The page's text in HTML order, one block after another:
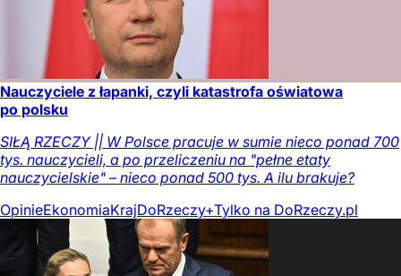
Nauczyciele z łapanki, czyli katastrofa oświatowa
po polsku
SIŁĄ RZECZY || W Polsce pracuje w sumie nieco ponad 700
tys. nauczycieli, a po przeliczeniu na "pełne etaty
nauczycielskie" – nieco ponad 500 tys. A ilu brakuje?
OpinieEkonomiaKrajDoRzeczy+Tylko na DoRzeczy.pl